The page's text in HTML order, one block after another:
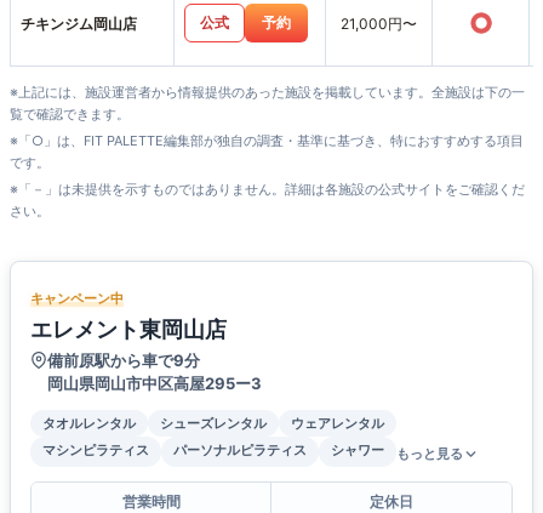
チキンジム岡山店 公式 予約 21,000円〜 ○
※上記には、施設運営者から情報提供のあった施設を掲載しています。全施設は下の一
覧で確認できます。
※「○」は、FIT PALETTE編集部が独自の調査・基準に基づき、特におすすめする項目
です。
※「－」は未提供を示すものではありません。詳細は各施設の公式サイトをご確認くだ
さい。
キャンペーン中
エレメント東岡山店
備前原駅から車で9分
岡山県岡山市中区高屋295ー3
タオルレンタル シューズレンタル
ウェアレンタル
マシンピラティス
パーソナルピラティス シャワー もっと見る
営業時間 定休日